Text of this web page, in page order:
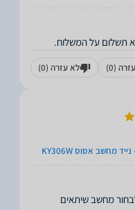
תשלום על המשלוח.
עזרה (0) לא עזרה (0)
לבחור מחשב שיתאים